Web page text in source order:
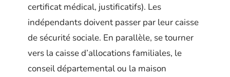
certificat médical, justificatifs). Les
indépendants doivent passer par leur caisse
de sécurité sociale. En parallèle, se tourner
vers la caisse d’allocations familiales, le
conseil départemental ou la maison